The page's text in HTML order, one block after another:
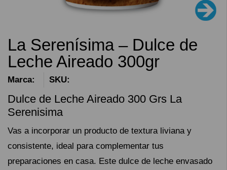
La Serenísima – Dulce de
Leche Aireado 300gr
Marca: SKU:
Dulce de Leche Aireado 300 Grs La
Serenisima
Vas a incorporar un producto de textura liviana y
consistente, ideal para complementar tus
preparaciones en casa. Este dulce de leche envasado